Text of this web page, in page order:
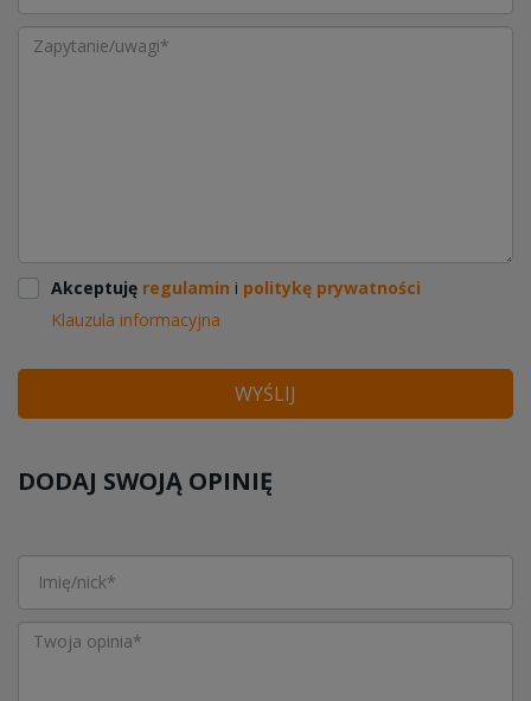
Akceptuję regulamin i politykę prywatności
Klauzula informacyjna
WYŚLIJ
DODAJ SWOJĄ OPINIĘ